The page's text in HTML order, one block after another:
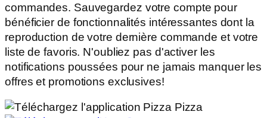
commandes. Sauvegardez votre compte pour
bénéficier de fonctionnalités intéressantes dont la
reproduction de votre dernière commande et votre
liste de favoris. N'oubliez pas d'activer les
notifications poussées pour ne jamais manquer les
offres et promotions exclusives!